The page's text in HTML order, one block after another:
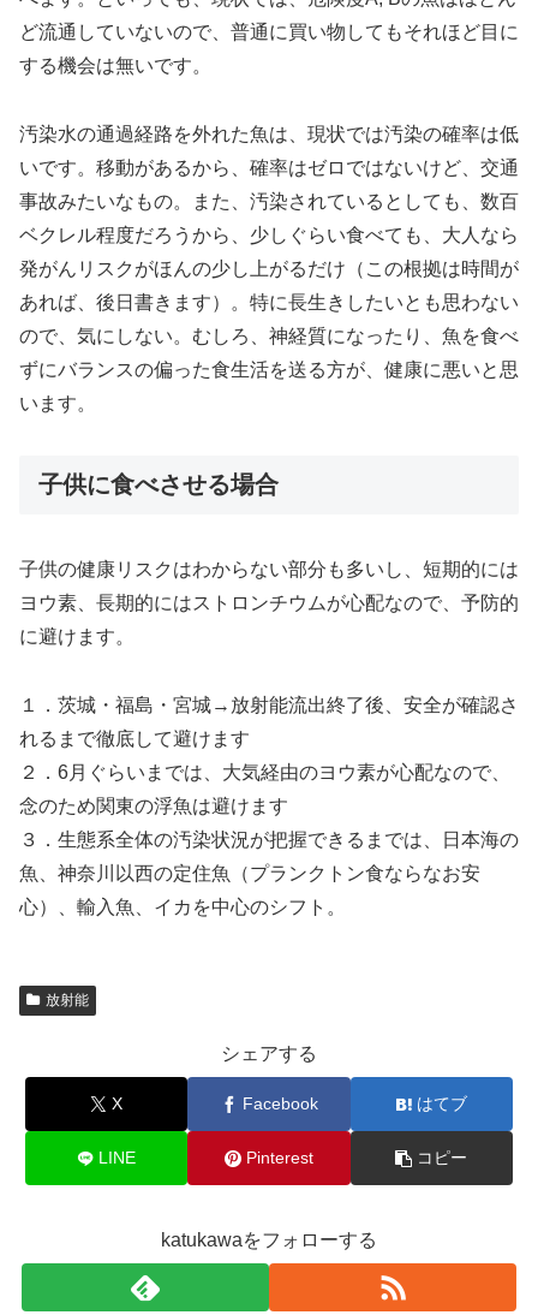
ど流通していないので、普通に買い物してもそれほど目に
する機会は無いです。
汚染水の通過経路を外れた魚は、現状では汚染の確率は低
いです。移動があるから、確率はゼロではないけど、交通
事故みたいなもの。また、汚染されているとしても、数百
ベクレル程度だろうから、少しぐらい食べても、大人なら
発がんリスクがほんの少し上がるだけ（この根拠は時間が
あれば、後日書きます）。特に長生きしたいとも思わない
ので、気にしない。むしろ、神経質になったり、魚を食べ
ずにバランスの偏った食生活を送る方が、健康に悪いと思
います。
子供に食べさせる場合
子供の健康リスクはわからない部分も多いし、短期的には
ヨウ素、長期的にはストロンチウムが心配なので、予防的
に避けます。
１．茨城・福島・宮城→放射能流出終了後、安全が確認さ
れるまで徹底して避けます
２．6月ぐらいまでは、大気経由のヨウ素が心配なので、
念のため関東の浮魚は避けます
３．生態系全体の汚染状況が把握できるまでは、日本海の
魚、神奈川以西の定住魚（プランクトン食ならなお安
心）、輸入魚、イカを中心のシフト。
放射能
シェアする
X Facebook はてブ
LINE Pinterest コピー
katukawaをフォローする